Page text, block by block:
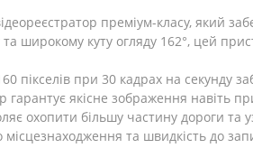
преміум-класу, який
широкому куту огляду 162°, цей
пікселів при 30 кадрах на секунду
якісне зображення навіть
охопити більшу частину дороги та
місцезнаходження та швидкість до